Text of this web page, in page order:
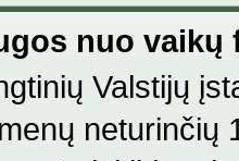
nuo vaikų
Valstijų
neturinčių